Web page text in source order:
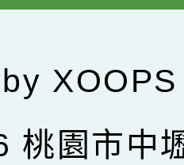
XOOPS
桃園市中